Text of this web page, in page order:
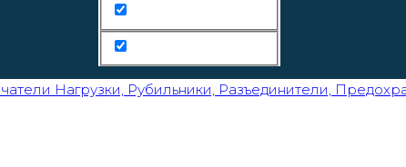
Нагрузки, Рубильники, Разъединители,